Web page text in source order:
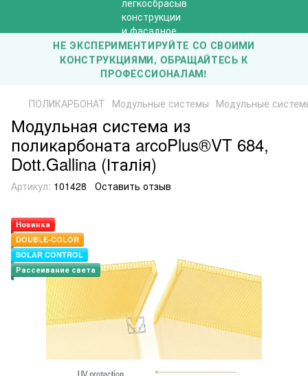
НЕ ЭКСПЕРИМЕНТИРУЙТЕ СО СВОИМИ
КОНСТРУКЦИЯМИ, ОБРАЩАЙТЕСЬ К
ПРОФЕССИОНАЛАМ!
ПОЛИКАРБОНАТ Модульные системы Модульные
Модульная система из
поликарбоната arcoPlus®VT 684,
Dott.Gallina (Італія)
Артикул: 101428 Оставить отзыв
Новинка
DOUBLE-COLOR
SOLAR CONTROL
Рассеивание света